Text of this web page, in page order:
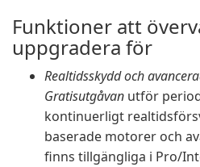
Funktioner att
uppgradera för
Realtidsskydd och
Gratisutgåvan utför
kontinuerligt
baserade motorer och
finns tillgängliga i Pro/